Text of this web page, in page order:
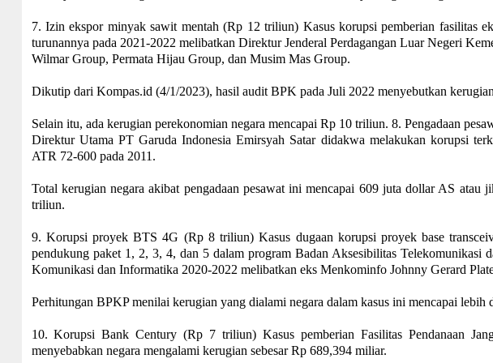
7. Izin ekspor minyak sawit mentah (Rp 12 triliun) Kasus korupsi pemberian fasilitas
turunannya pada 2021-2022 melibatkan Direktur Jenderal Perdagangan Luar Negeri
Wilmar Group, Permata Hijau Group, dan Musim Mas Group.
Dikutip dari Kompas.id (4/1/2023), hasil audit BPK pada Juli 2022 menyebutkan
Selain itu, ada kerugian perekonomian negara mencapai Rp 10 triliun. 8. Pengadaan
Direktur Utama PT Garuda Indonesia Emirsyah Satar didakwa melakukan korupsi
ATR 72-600 pada 2011.
Total kerugian negara akibat pengadaan pesawat ini mencapai 609 juta dollar AS atau
triliun.
9. Korupsi proyek BTS 4G (Rp 8 triliun) Kasus dugaan korupsi proyek base
pendukung paket 1, 2, 3, 4, dan 5 dalam program Badan Aksesibilitas
Komunikasi dan Informatika 2020-2022 melibatkan eks Menkominfo Johnny Gerard
Perhitungan BPKP menilai kerugian yang dialami negara dalam kasus ini mencapai lebih
10. Korupsi Bank Century (Rp 7 triliun) Kasus pemberian Fasilitas Pendanaan
menyebabkan negara mengalami kerugian sebesar Rp 689,394 miliar.